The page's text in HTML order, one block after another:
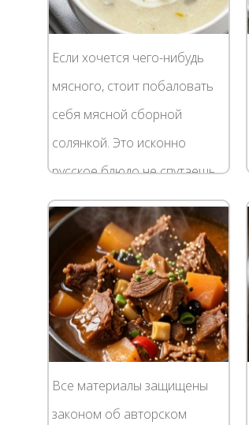
Если хочется чего-нибудь
мясного, стоит побаловать
себя мясной сборной
солянкой. Это исконно
русское блюдо не спутаешь
ни с каким другим: яркий
красно-оранжевый цвет,
потрясающий аромат с...
Все материалы защищены
законом об авторском